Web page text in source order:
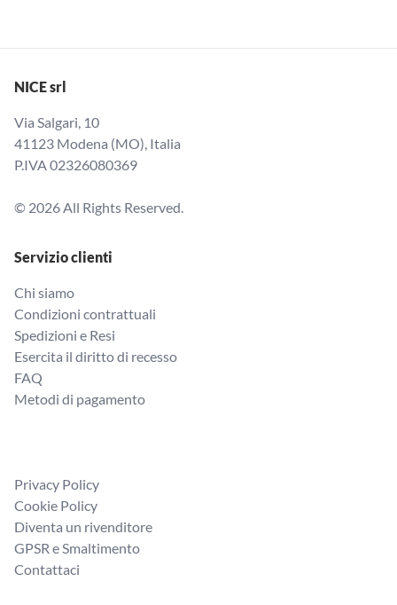
NICE srl
Via Salgari, 10
41123 Modena (MO), Italia
P.IVA 02326080369
© 2026 All Rights Reserved.
Servizio clienti
Chi siamo
Condizioni contrattuali
Spedizioni e Resi
Esercita il diritto di recesso
FAQ
Metodi di pagamento
Privacy Policy
Cookie Policy
Diventa un rivenditore
GPSR e Smaltimento
Contattaci